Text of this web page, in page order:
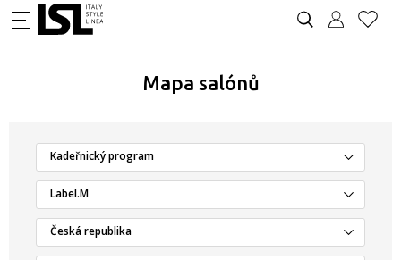
Mapa salónů
Kadeřnický program
Label.M
Česká republika